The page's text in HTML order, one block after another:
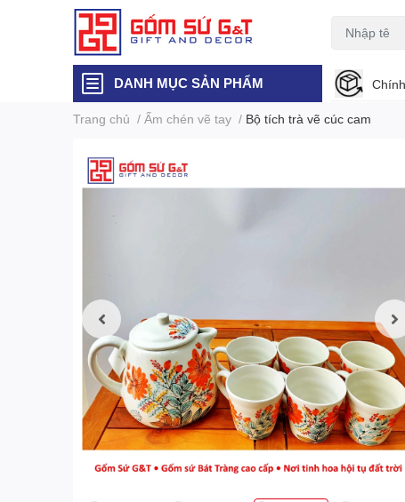
DANH MỤC SẢN PHẨM
Trang chủ / Ấm chén vẽ tay / Bộ tích trà vẽ cúc cam